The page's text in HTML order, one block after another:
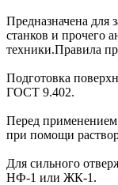
Предназначена для
станков и прочего
техники.Правила
Подготовка
ГОСТ 9.402.
Перед применением
при помощи
Для сильного
НФ-1 или ЖК-1.